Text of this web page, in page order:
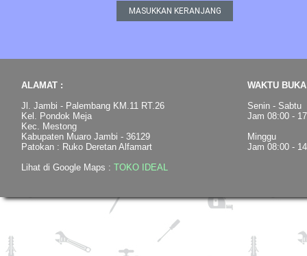
ALAMAT :
Jl. Jambi - Palembang KM.11 RT.26
Kel. Pondok Meja
Kec. Mestong
Kabupaten Muaro Jambi - 36129
Patokan : Ruko Deretan Alfamart
Lihat di Google Maps : TOKO IDEAL
WAKTU
Senin - Sabtu
Jam 08:00 -
Minggu
Jam 08:00 -